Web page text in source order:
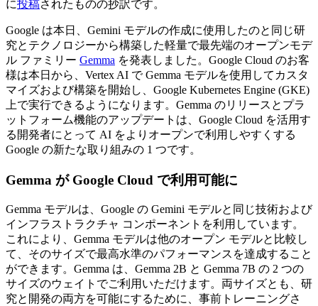
に投稿されたものの抄訳です。
Google は本日、Gemini モデルの作成に使用したのと同じ研
究とテクノロジーから構築した軽量で最先端のオープンモデ
ル ファミリー Gemma を発表しました。Google Cloud のお客
様は本日から、Vertex AI で Gemma モデルを使用してカスタ
マイズおよび構築を開始し、Google Kubernetes Engine (GKE)
上で実行できるようになります。Gemma のリリースとプラ
ットフォーム機能のアップデートは、Google Cloud を活用す
る開発者にとって AI をよりオープンで利用しやすくする
Google の新たな取り組みの 1 つです。
Gemma が Google Cloud で利用可能に
Gemma モデルは、Google の Gemini モデルと同じ技術および
インフラストラクチャ コンポーネントを利用しています。
これにより、Gemma モデルは他のオープン モデルと比較し
て、そのサイズで最高水準のパフォーマンスを達成すること
ができます。Gemma は、Gemma 2B と Gemma 7B の 2 つの
サイズのウェイトでご利用いただけます。両サイズとも、研
究と開発の両方を可能にするために、事前トレーニングさ